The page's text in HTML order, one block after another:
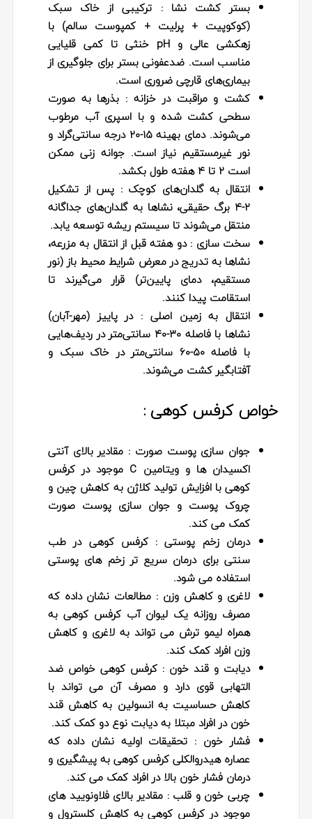
بستر کشت نشا : ترکیبی از خاک سبک
(کوکوپیت + پرلیت + کمپوست سالم) با
زهکشی عالی و pH خنثی تا کمی قلیایی
مناسب است. ضدعفونی بستر برای جلوگیری از
بیماری‌های قارچی ضروری است.
کشت و مراقبت در خزانه : بذرها به صورت
سطحی کشت شده و با اسپری آب مرطوب
می‌شوند. دمای بهینه ۱۵-۲۰ درجه سانتی‌گراد و
نور غیرمستقیم نیاز است. جوانه‌ زنی ممکن
است ۲ تا ۴ هفته طول بکشد.
انتقال به گلدان‌های کوچک : پس از تشکیل
۲-۴ برگ حقیقی، نشاها به گلدان‌های جداگانه
منتقل می‌شوند تا سیستم ریشه توسعه یابد.
سخت‌ سازی : دو هفته قبل از انتقال به مزرعه،
نشاها به تدریج در معرض شرایط محیط باز (نور
مستقیم، دمای پایین‌تر) قرار می‌گیرند تا
استقامت پیدا کنند.
انتقال به زمین اصلی : در پاییز (مهر-آبان)
نشاها با فاصله ۳۰-۴۰ سانتی‌متر در ردیف‌هایی
با فاصله ۵۰-۶۰ سانتی‌متر در خاک سبک و
آفتابگیر کشت می‌شوند.
خواص کرفس کوهی :
جوان سازی پوست صورت : مقادیر بالای آنتی
اکسیدان ها و ویتامین C موجود در کرفس
کوهی با افزایش تولید کلاژن به کاهش چین و
چروک پوست و جوان سازی پوست صورت
کمک می کند.
درمان زخم پوستی : کرفس کوهی در طب
سنتی برای درمان سریع تر زخم های پوستی
استفاده می شود.
لاغری و کاهش وزن : مطالعات نشان داده که
مصرف روزانه یک لیوان آب کرفس کوهی به
همراه لیمو ترش می تواند به لاغری و کاهش
وزن افراد کمک کند.
دیابت و قند خون : کرفس کوهی خواص ضد
التهابی قوی دارد و مصرف آن می تواند با
کاهش حساسیت به انسولین به کاهش قند
خون در افراد مبتلا به دیابت نوع دو کمک کند.
فشار خون : تحقیقات اولیه نشان داده که
عصاره هیدروالکلی کرفس کوهی به پیشگیری و
درمان فشار خون بالا در افراد کمک می کند.
چربی خون و قلب : مقادیر بالای فلاونویید های
موجود در کرفس کوهی به کاهش کلسترول و